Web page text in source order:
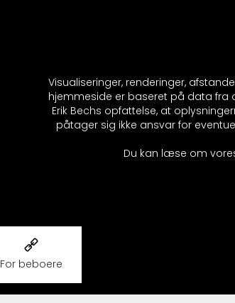
For beboere
Visualiseringer, renderinger,
hjemmeside er baseret på data fra
Erik Bechs opfattelse, at
påtager sig ikke ansvar for
Du kan læse om